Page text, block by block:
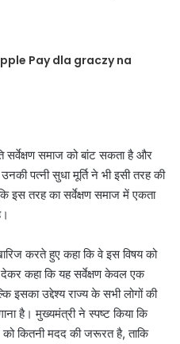
Pay dla graczy na
सर्वेक्षण समाज को बांट सकता है और
पत्नी सुधा मूर्ति ने भी इसी तरह की
इस तरह का सर्वेक्षण समाज में एकता
करते हुए कहा कि वे इस विषय को
कहा कि यह सर्वेक्षण केवल एक
इसका उद्देश्य राज्य के सभी लोगों की
है। मुख्यमंत्री ने स्पष्ट किया कि
कितनी मदद की जरूरत है, ताकि